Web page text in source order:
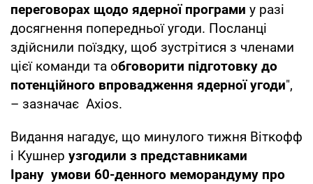
переговорах щодо ядерної програми у разі
досягнення попередньої угоди. Посланці
здійснили поїздку, щоб зустрітися з членами
цієї команди та обговорити підготовку до
потенційного впровадження ядерної угоди",
– зазначає Axios.
Видання нагадує, що минулого тижня Віткофф
і Кушнер узгодили з представниками
Ірану умови 60-денного меморандуму про